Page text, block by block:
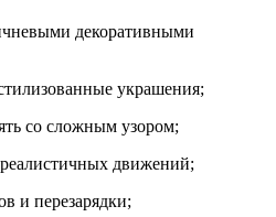
декоративными
украшения;
со сложным узором;
движений;
и перезарядки;